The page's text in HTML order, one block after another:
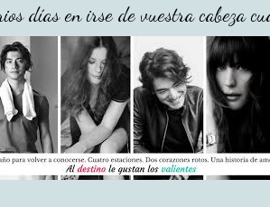
días en irse de vuestra cabeza